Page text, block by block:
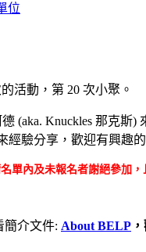
位
活動，第 20 次小聚。
(aka. Knuckles 那克
經驗分享，歡迎有興趣
單內及未報名者謝絕參加
簡介文件: About BELP